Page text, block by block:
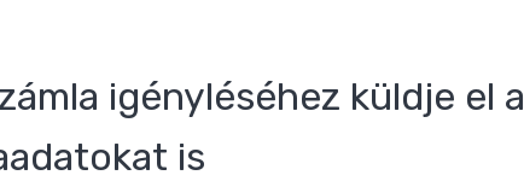
igényléséhez küldje el a
is